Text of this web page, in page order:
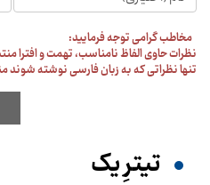
مخاطب گرامی توجه فرمایید:
نظرات حاوی الفاظ نامناسب، تهمت و افترا
تنها نظراتی که به زبان فارسی نوشته شوند
تیترِ یک